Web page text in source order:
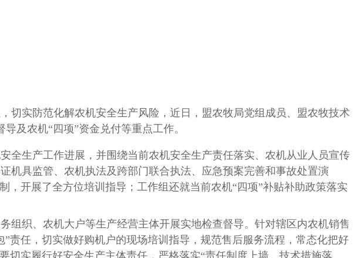
实防范化解农机安全生产风险，近日，盟农牧局党组成员、盟农牧技术
及农机“四项”资金兑付等重点工作。
生产工作进展，并围绕当前农机安全生产责任落实、农机从业人员宣传
机具监管、农机执法及跨部门联合执法、应急预案完善和事故处置演
开展了全方位培训指导；工作组还就当前农机“四项”补贴补助政策落实
织、农机大户等生产经营主体开展实地检查督导。针对辖区内农机销售
责任，切实做好购机户的现场培训指导，规范售后服务流程，常态化把好
切实履行好安全生产主体责任，严格落实“责任制度上墙、技术措施落